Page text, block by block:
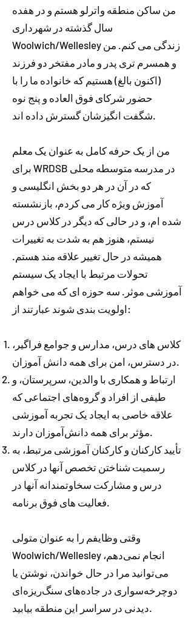
من ساکن منطقه واترلو هستم و در هفده
سال گذشته در شهرداری
Woolwich/Wellesley زندگی می کنم. من
و همسرم تری پدر و مادر مفتخر دو فرزند
(اکنون بالغ) هستیم که خانواده ما را با
حضور شرکای فوق العاده و پنج نوه
شگفت انگیزشان گسترش داده اند.
من از یک حرفه کامل به عنوان یک معلم
برای WRDSB در مدرسه متوسطه محلی
که در آن در هر دو بخش انگلیسی و
آموزش ویژه کار می کردم، بازنشسته
شده ام، و در حالی که دیگر در کلاس درس
نیستم، هنوز هم به شدت به تغییرات
همیشه در حال تغییر علاقه مند هستم.
تحولات مرتبط با ایجاد یک سیستم
آموزشی موثر. سه حوزه ای که می خواهم
اولویت بندی شوند عبارتند از:
کلاس های درس، مدارس و جوامع فراگیر،
در دسترس، امن برای همه دانش آموزان.
ارتباط و همکاری با والدین، سرپرستان، و
طیفی از افراد و گروه‌های اجتماعی که
علاقه خاصی به ایجاد یک تجربه آموزشی
مؤثر برای همه دانش‌آموزان دارند.
تأیید کارکنان و کارکنان آموزشی مرتبط، به
رسمیت شناختن تخصص آنها در کلاس
درس و مشارکت سخاوتمندانه آنها در
فعالیت های فوق برنامه.
وقتی وظایفم را به عنوان متولی
Woolwich/Wellesley انجام نمی‌دهم،
می‌توانید مرا در حال خواندن، نوشتن یا
دوچرخه‌سواری در جاده‌های سنگ‌ریزه‌ای
دیدنی در سراسر این منطقه بیابید.